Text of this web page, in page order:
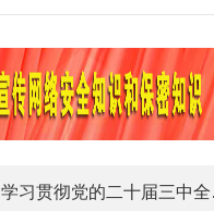
学习贯彻党的二十届三中全会精神